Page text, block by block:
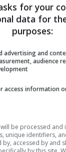
segreti (ANSA
ma non
che ha
ancora
sulla
for your
data for
purposes:
advertising and
audience
access information
be processed
unique identifiers,
by, accessed by and